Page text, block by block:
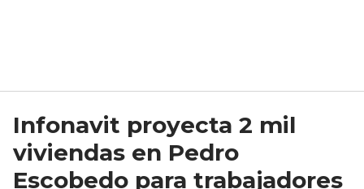
Infonavit proyecta 2 mil
viviendas en Pedro
Escobedo para trabajadores